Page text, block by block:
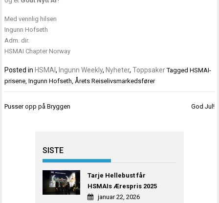
Med vennlig hilsen
Ingunn Hofseth
Adm. dir.
HSMAI Chapter Norway
Posted in HSMAI, Ingunn Weekly, Nyheter,Toppsaker TaggedHSMAI-
prisene ,Ingunn Hofseth Årets Reiselivsmarkedsfører
Innleggsnavigasjon
Pusser opp på Bryggen God Jul!
SISTE
Tarje Hellebust får
HSMAIs Ærespris 2025
januar 22, 2026